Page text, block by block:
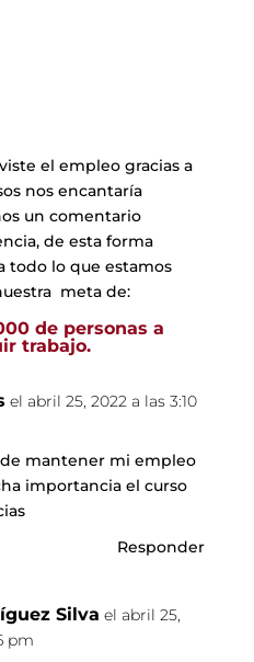
el empleo gracias a
nos encantaría
un comentario
de esta forma
todo lo que estamos
meta de:
de personas a
trabajo.
el abril 25, 2022 a las 3:10
mantener mi empleo
importancia el curso
Responder
Silva el abril 25,
pm